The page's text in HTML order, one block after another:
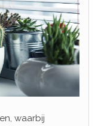
waarbij